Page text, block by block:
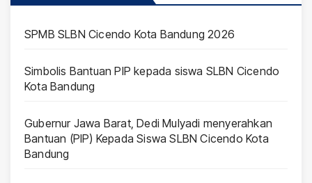
SPMB SLBN Cicendo Kota Bandung 2026
Simbolis Bantuan PIP kepada siswa SLBN Cicendo
Kota Bandung
Gubernur Jawa Barat, Dedi Mulyadi menyerahkan
Bantuan (PIP) Kepada Siswa SLBN Cicendo Kota
Bandung